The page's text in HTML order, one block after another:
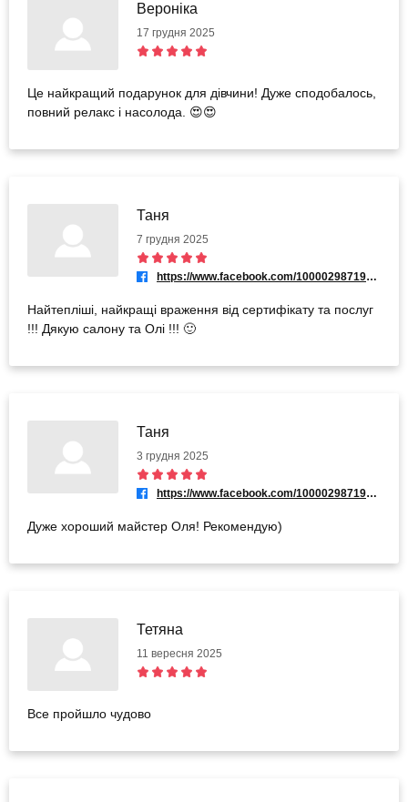
Вероніка
17 грудня 2025
Це найкращий подарунок для дівчини! Дуже сподобалось,
повний релакс і насолода. 😍😍
Таня
7 грудня 2025
https://www.facebook.com/100002987191764
Найтепліші, найкращі враження від сертифікату та послуг
!!! Дякую салону та Олі !!! 🙂
Таня
3 грудня 2025
https://www.facebook.com/100002987191764
Дуже хороший майстер Оля! Рекомендую)
Тетяна
11 вересня 2025
Все пройшло чудово